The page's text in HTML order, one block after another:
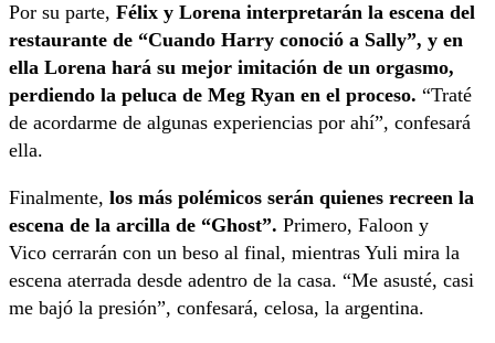
Por su parte, Félix y Lorena interpretarán la escena del
restaurante de “Cuando Harry conoció a Sally”, y en
ella Lorena hará su mejor imitación de un orgasmo,
perdiendo la peluca de Meg Ryan en el proceso. “Traté
de acordarme de algunas experiencias por ahí”, confesará
ella.
Finalmente, los más polémicos serán quienes recreen la
escena de la arcilla de “Ghost”. Primero, Faloon y
Vico cerrarán con un beso al final, mientras Yuli mira la
escena aterrada desde adentro de la casa. “Me asusté, casi
me bajó la presión”, confesará, celosa, la argentina.